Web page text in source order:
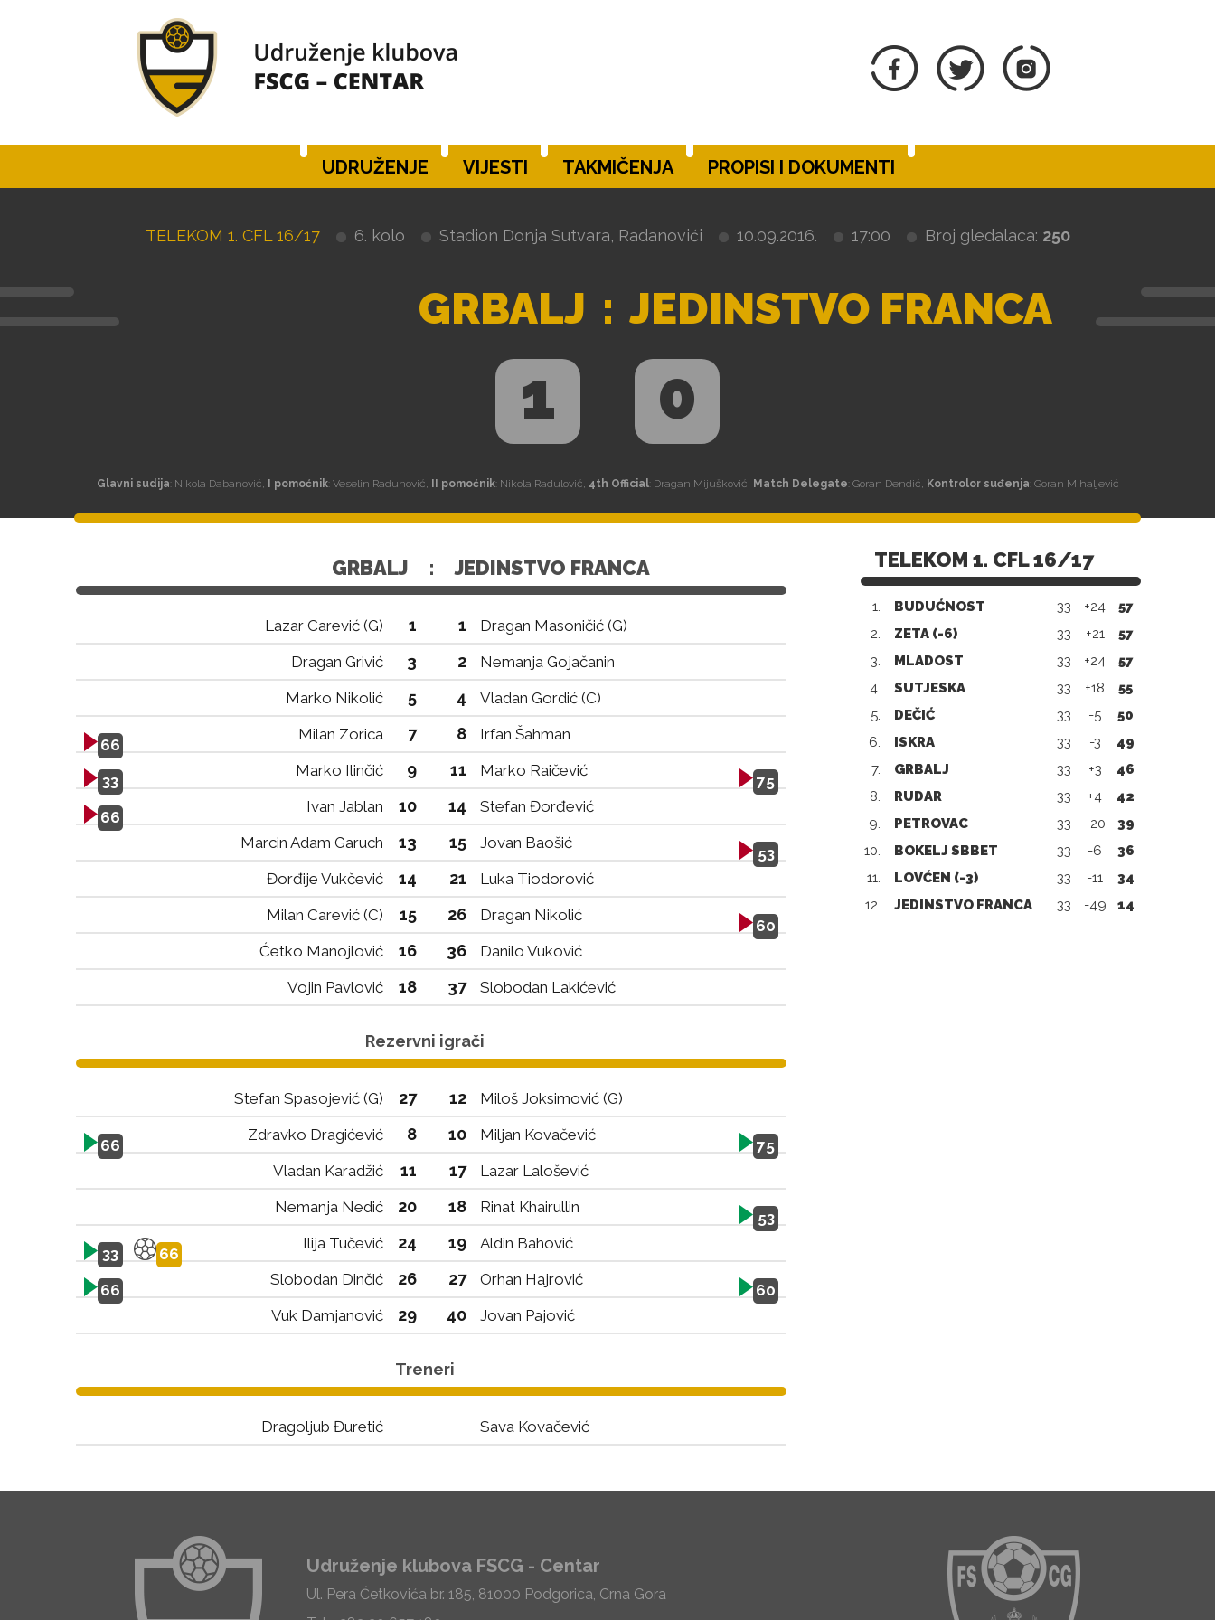
UDRUŽENJE VIJESTI TAKMIČENJA PROPISI I DOKUMENTI
TELEKOM 1. CFL 16/17 6. kolo Stadion Donja Sutvara, Radanovići 10.09.2016. 17:00 Broj gledalaca: 250
GRBALJ : JEDINSTVO FRANCA
1 0
Glavni sudija: Nikola Dabanović, I pomoćnik: Veselin Radunović, II pomoćnik: Nikola Radulović, 4th Official: Dragan Mijušković, Match Delegate: Goran Dendić, Kontrolor suđenja: Goran Mihaljević
GRBALJ : JEDINSTVO FRANCA
Lazar Carević (G) 1 1
Dragan Masoničić (G)
Dragan Grivić
3 2
Nemanja Gojačanin
Marko Nikolić
5 4 Vladan Gordić (C)
66
Milan Zorica 7 8 Irfan Šahman
33
Marko Ilinčić 9 11 Marko Raičević
75
66
Ivan Jablan 10 14
Stefan Đorđević
Marcin Adam Garuch
13 15 Jovan Baošić
53
Đorđije Vukčević
14 21
Luka Tiodorović
Milan Carević (C)
15 26 Dragan Nikolić
60
Ćetko Manojlović
16 36
Danilo Vuković
Vojin Pavlović
18 37 Slobodan Lakićević
Rezervni igrači
Stefan Spasojević (G) 27 12 Miloš Joksimović (G)
66
Zdravko Dragićević 8 10 Miljan Kovačević
75
Vladan Karadžić
11 17
Lazar Lalošević
Nemanja Nedić
20 18 Rinat Khairullin
53
33
66
Ilija Tučević 24 19 Aldin Bahović
66
Slobodan Dinčić 26 27 Orhan Hajrović
60
Vuk Damjanović
29 40 Jovan Pajović
Treneri
Dragoljub Đuretić Sava Kovačević
TELEKOM 1. CFL 16/17
1. BUDUĆNOST 33 +24
57
2.
ZETA (-6) 33 +21
57
3.
MLADOST 33 +24
57
4.
SUTJESKA 33 +18
55
5.
DEČIĆ 33 -5
50
6.
ISKRA 33 -3
49
7.
GRBALJ 33 +3
46
8.
RUDAR 33 +4
42
9.
PETROVAC 33 -20
39
10.
BOKELJ SBBET 33 -6
36
11.
LOVĆEN (-3) 33 -11
34
12.
JEDINSTVO FRANCA 33 -49 14
Udruženje klubova FSCG - Centar
Ul. Pera Ćetkovića br. 185, 81000 Podgorica, Crna Gora